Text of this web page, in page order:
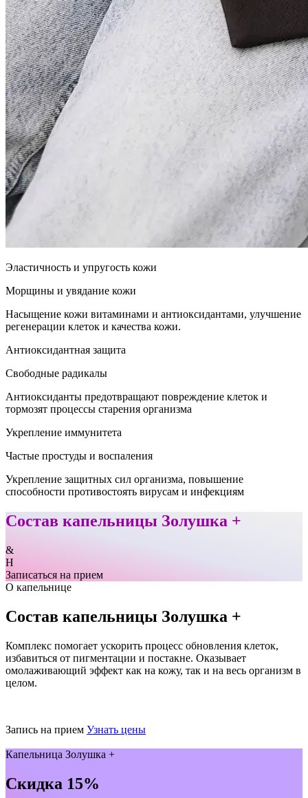
Эластичность и упругость кожи
Морщины и увядание кожи
Насыщение кожи витаминами и антиоксидантами, улучшение
регенерации клеток и качества кожи.
Антиоксидантная защита
Свободные радикалы
Антиоксиданты предотвращают повреждение клеток и
тормозят процессы старения организма
Укрепление иммунитета
Частые простуды и воспаления
Укрепление защитных сил организма, повышение
способности противостоять вирусам и инфекциям
Состав капельницы Золушка +
&
H
Записаться на прием
О капельнице
Состав капельницы Золушка +
Комплекс помогает ускорить процесс обновления клеток,
избавиться от пигментации и постакне. Оказывает
омолаживающий эффект как на кожу, так и на весь организм в
целом.
Запись на прием Узнать цены
Капельница Золушка +
Скидка 15%